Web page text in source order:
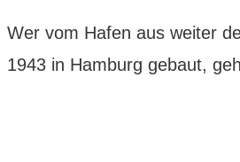
Wer vom Hafen aus weiter
1943 in Hamburg gebaut,